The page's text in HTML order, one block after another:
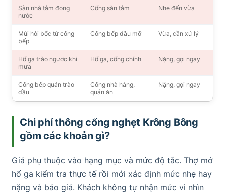
Sàn nhà tắm đọng
nước
Cống sàn tắm Nhẹ đến vừa
Mùi hôi bốc từ cống
bếp
Cống bếp dầu mỡ Vừa, cần xử lý
Hố ga trào ngược khi
mưa
Hố ga, cống chính Nặng, gọi ngay
Cống bếp quán trào
dầu
Cống nhà hàng,
quán ăn
Nặng, gọi ngay
Chi phí thông cống nghẹt Krông Bông
gồm các khoản gì?
Giá phụ thuộc vào hạng mục và mức độ tắc. Thợ mở
hố ga kiểm tra thực tế rồi mới xác định mức nhẹ hay
nặng và báo giá. Khách không tự nhận mức vì nhìn